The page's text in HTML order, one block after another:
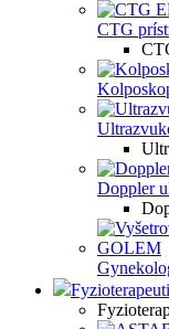
CTG
Doppler